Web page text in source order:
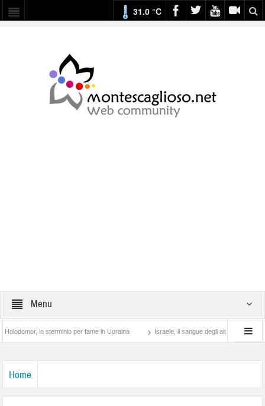
31.0 °C
Menu
in Ucraina Israele, il sangue degli altri Lotta di classe… tra preti e frati
Home